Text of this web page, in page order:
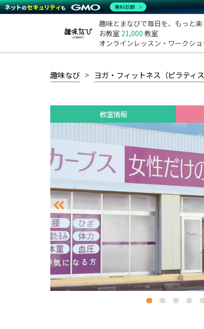
趣味とまなびで毎日を、もっと楽
お教室 21,000 教室
オンラインレッスン・ワークシ
趣味なび ヨガ・フィットネス（ピラティス
教室情報
無料診断